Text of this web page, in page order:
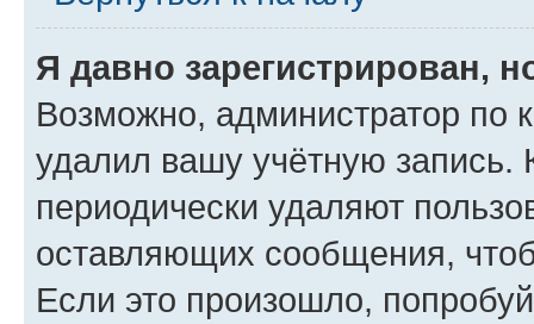
Я давно зарегистрирован,
Возможно, администратор по
удалил вашу учётную запись.
периодически удаляют
оставляющих сообщения,
Если это произошло,